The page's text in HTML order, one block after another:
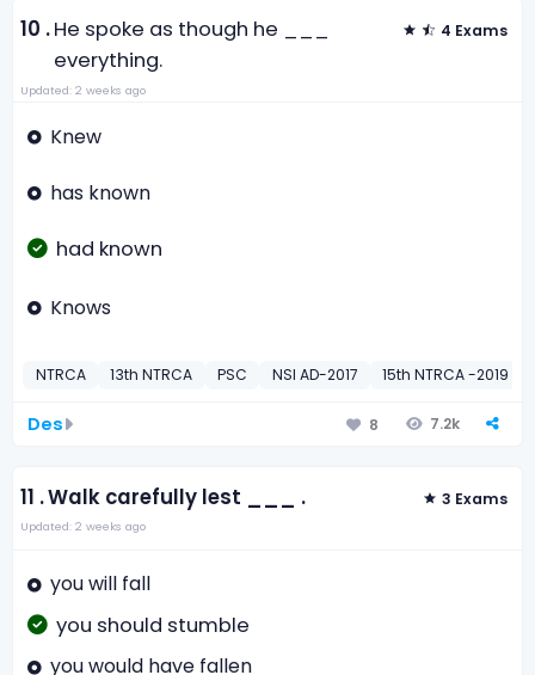
10 .He spoke as though he ___
everything.
4 Exams
Updated: 2 weeks ago
Knew
has known
had known
Knows
NTRCA 13th NTRCA PSC NSI AD-2017 15th NTRCA -2019
Des 8 7.2k
11 .Walk carefully lest ___ . 3 Exams
Updated: 2 weeks ago
you will fall
you should stumble
you would have fallen